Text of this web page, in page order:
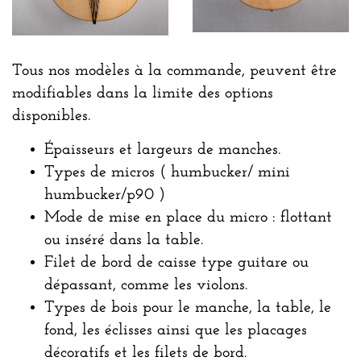
Tous nos modèles à la commande, peuvent être
modifiables dans la limite des options
disponibles.
Épaisseurs et largeurs de manches.
Types de micros ( humbucker/ mini
humbucker/p90 )
Mode de mise en place du micro : flottant
ou inséré dans la table.
Filet de bord de caisse type guitare ou
dépassant, comme les violons.
Types de bois pour le manche, la table, le
fond, les éclisses ainsi que les placages
décoratifs et les filets de bord.